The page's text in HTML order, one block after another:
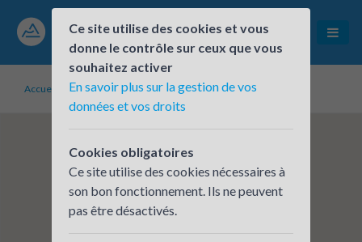
Accueil Établissements inscrits Tunnel Euralpin Lyon Turin
Ce site utilise des cookies et vous
donne le contrôle sur ceux que vous
souhaitez activer
En savoir plus sur la gestion de vos
données et vos droits
Cookies obligatoires
Ce site utilise des cookies nécessaires à
son bon fonctionnement. Ils ne peuvent
pas être désactivés.